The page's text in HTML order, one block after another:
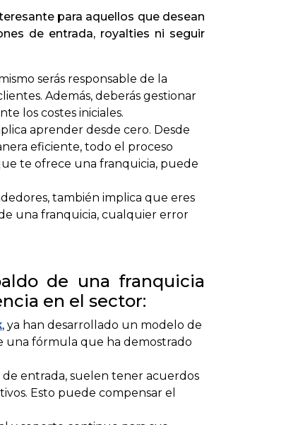
para aquellos que desean
de entrada, royalties ni seguir
serás responsable de la
Además, deberás gestionar
los costes iniciales.
aprender desde cero. Desde
eficiente, todo el proceso
te ofrece una franquicia, puede
también implica que eres
una franquicia, cualquier error
de una franquicia
en el sector:
, ya han desarrollado un modelo de
una fórmula que ha demostrado
entrada, suelen tener acuerdos
Esto puede compensar el